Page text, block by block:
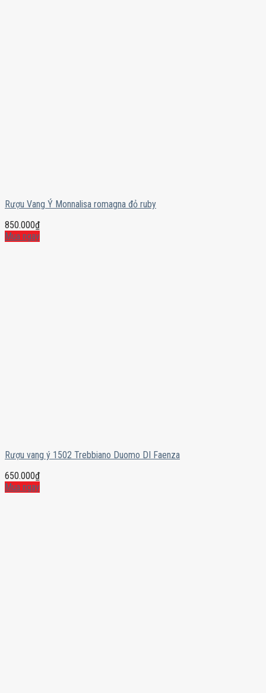
Rượu Vang Ý Monnalisa romagna đỏ ruby
850.000₫
Mua ngay
Rượu vang ý 1502 Trebbiano Duomo DI Faenza
650.000₫
Mua ngay